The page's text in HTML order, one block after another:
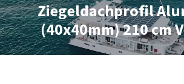
Ziegeldachprofil
(40x40mm) 210 cm